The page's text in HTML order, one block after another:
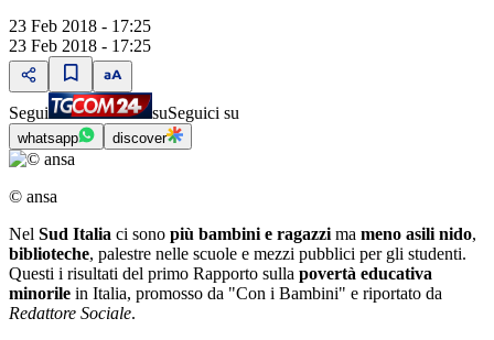
23 Feb 2018 - 17:25
23 Feb 2018 - 17:25
Segui suSeguici su
whatsapp discover
© ansa
Nel Sud Italia ci sono più bambini e ragazzi ma meno asili nido,
biblioteche, palestre nelle scuole e mezzi pubblici per gli studenti.
Questi i risultati del primo Rapporto sulla povertà educativa
minorile in Italia, promosso da "Con i Bambini" e riportato da
Redattore Sociale.